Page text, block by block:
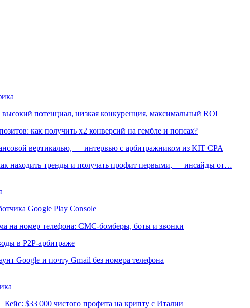
потенциал, низкая конкуренция, максимальный ROI
как получить х2 конверсий на гембле и попсах?
вертикалью, — интервью с арбитражником из KIT CPA
находить тренды и получать профит первыми, — инсайды от…
Google Play Console
на номер телефона: СМС-бомберы, боты и звонки
в P2P-арбитраже
Google и почту Gmail без номера телефона
Кейс: $33 000 чистого профита на крипту с Италии